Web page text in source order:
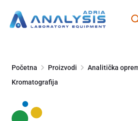
content
Početna Proizvodi
Analitička
Kromatografija